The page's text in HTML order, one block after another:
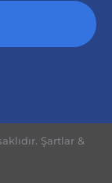
Şartlar &